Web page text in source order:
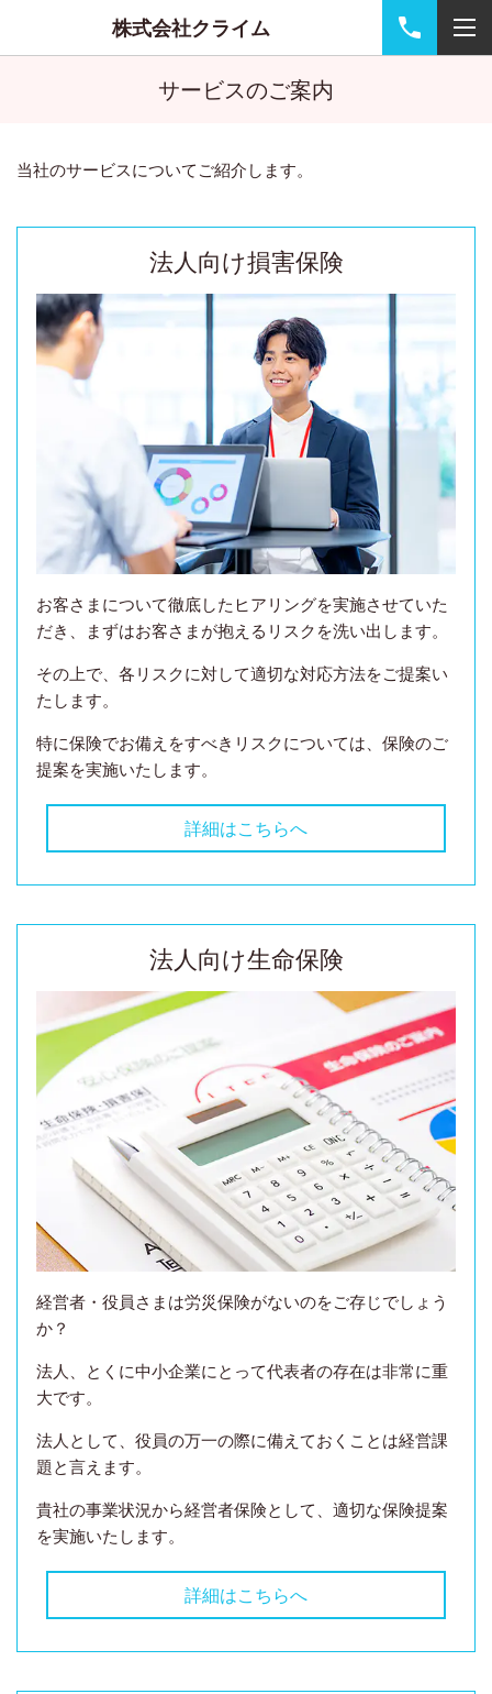
株式会社クライム
サービスのご案内
当社のサービスについてご紹介します。
法人向け損害保険
お客さまについて徹底したヒアリングを実施させていた
だき、まずはお客さまが抱えるリスクを洗い出します。
その上で、各リスクに対して適切な対応方法をご提案い
たします。
特に保険でお備えをすべきリスクについては、保険のご
提案を実施いたします。
詳細はこちらへ
法人向け生命保険
経営者・役員さまは労災保険がないのをご存じでしょう
か？
法人、とくに中小企業にとって代表者の存在は非常に重
大です。
法人として、役員の万一の際に備えておくことは経営課
題と言えます。
貴社の事業状況から経営者保険として、適切な保険提案
を実施いたします。
詳細はこちらへ